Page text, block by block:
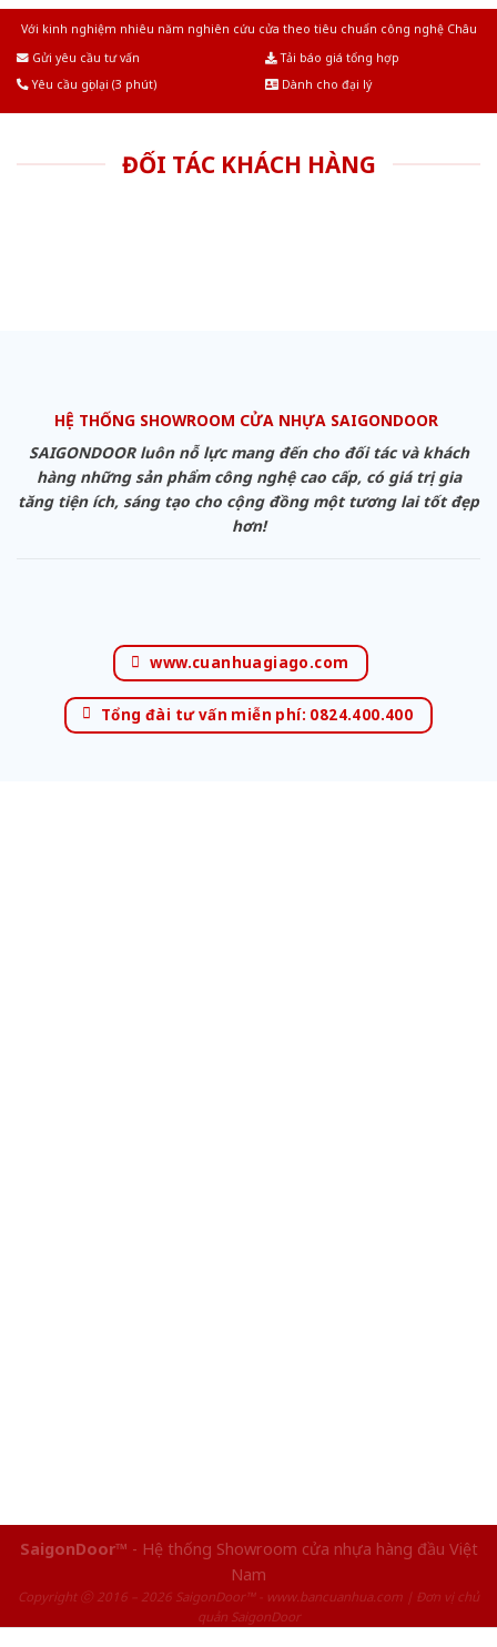
Với kinh nghiệm nhiêu năm nghiên cứu cửa theo tiêu chuẩn công nghệ Châu
Gửi yêu cầu tư vấn
Tải báo giá tổng hợp
Yêu cầu gọi lại (3 phút)
Dành cho đại lý
ĐỐI TÁC KHÁCH HÀNG
HỆ THỐNG SHOWROOM CỬA NHỰA SAIGONDOOR
SAIGONDOOR luôn nỗ lực mang đến cho đối tác và khách
hàng những sản phẩm công nghệ cao cấp, có giá trị gia
tăng tiện ích, sáng tạo cho cộng đồng một tương lai tốt đẹp
hơn!
www.cuanhuagiago.com
Tổng đài tư vấn miễn phí: 0824.400.400
SaigonDoor™ - Hệ thống Showroom cửa nhựa hàng đầu Việt
Nam
Copyright ⓒ 2016 – 2026 SaigonDoor™ - www.bancuanhua.com | Đơn vị chủ
quản SaigonDoor